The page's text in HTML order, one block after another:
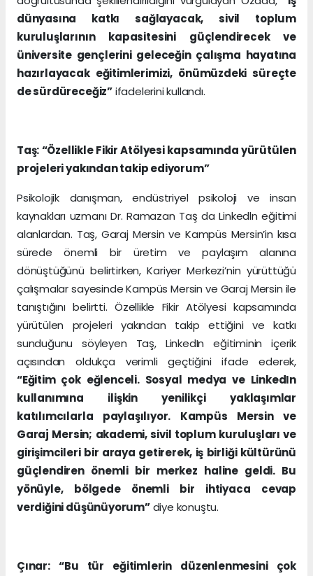
dünyasına katkı sağlayacak, sivil toplum
kuruluşlarının kapasitesini güçlendirecek ve
üniversite gençlerini geleceğin çalışma hayatına
hazırlayacak eğitimlerimizi, önümüzdeki süreçte
de sürdüreceğiz”ifadelerini kullandı.
Taş: “Özellikle Fikir Atölyesi kapsamında yürütülen
projeleri yakından takip ediyorum”
Psikolojik danışman, endüstriyel psikoloji ve insan
kaynakları uzmanı Dr. Ramazan Taş da Linkedln eğitimi
alanlardan. Taş, Garaj Mersin ve Kampüs Mersin’in kısa
sürede önemli bir üretim ve paylaşım alanına
dönüştüğünü belirtirken, Kariyer Merkezi’nin yürüttüğü
çalışmalar sayesinde Kampüs Mersin ve Garaj Mersin ile
tanıştığını belirtti. Özellikle Fikir Atölyesi kapsamında
yürütülen projeleri yakından takip ettiğini ve katkı
sunduğunu söyleyen Taş, LinkedIn eğitiminin içerik
açısından oldukça verimli geçtiğini ifade ederek,
“Eğitim çok eğlenceli. Sosyal medya ve LinkedIn
kullanımına ilişkin yenilikçi yaklaşımlar
katılımcılarla paylaşılıyor. Kampüs Mersin ve
Garaj Mersin; akademi, sivil toplum kuruluşları ve
girişimcileri bir araya getirerek, iş birliği kültürünü
güçlendiren önemli bir merkez haline geldi. Bu
yönüyle, bölgede önemli bir ihtiyaca cevap
verdiğini düşünüyorum”diye konuştu.
Çınar: “Bu tür eğitimlerin düzenlenmesini çok